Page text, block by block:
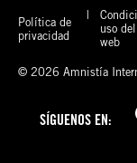
Política de
privacidad
uso
web
© 2026 Amnistía
SÍGUENOS EN: